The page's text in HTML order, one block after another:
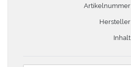
Artikelnummer
Hersteller
Inhalt